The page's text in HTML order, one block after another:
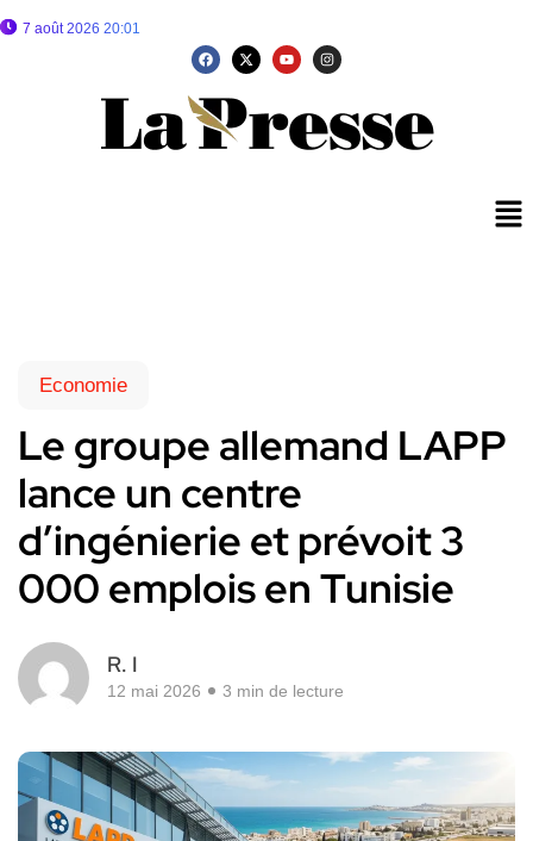
7 août 2026 20:01
Economie
Le groupe allemand LAPP
lance un centre
d’ingénierie et prévoit 3
000 emplois en Tunisie
R. I
12 mai 2026 3 min de lecture